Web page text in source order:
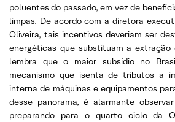
poluentes do passado, em vez de
limpas. De acordo com a diretora
Oliveira, tais incentivos deveriam ser
energéticas que substituam a extração
lembra que o maior subsídio no
mecanismo que isenta de tributos a
interna de máquinas e equipamentos
desse panorama, é alarmante
preparando para o quarto ciclo da